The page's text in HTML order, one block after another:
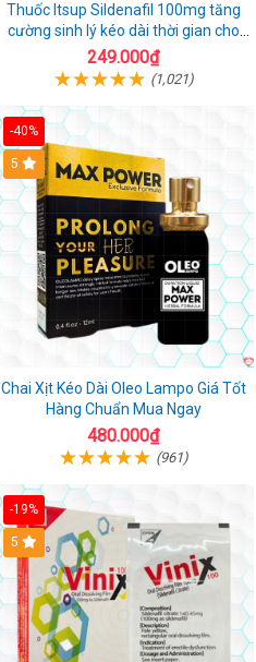
Thuốc Itsup Sildenafil 100mg tăng
cường sinh lý kéo dài thời gian cho
nam
249.000₫
(1,021)
-40%
5
Chai Xịt Kéo Dài Oleo Lampo Giá Tốt
Hàng Chuẩn Mua Ngay
480.000₫
(961)
-19%
5